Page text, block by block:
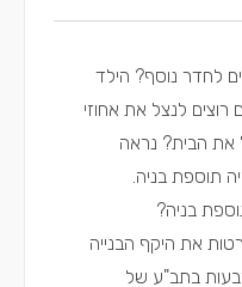
לחדר נוסף? הילד
רוצים לנצל את אחוזי
את הבית? נראה
תוספת בניה.
בניה?
את היקף הבנייה
בתב"ע של